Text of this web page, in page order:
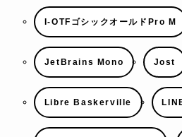
I-OTFゴシックオールドPro M
JetBrains Mono Jost
Libre Baskerville